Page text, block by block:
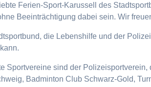
Ferien-Sport-Karussell des
Beeinträchtigung dabei sein. Wir
die Lebenshilfe und der
Sportvereine sind der
Badminton Club Schwarz-Gold,